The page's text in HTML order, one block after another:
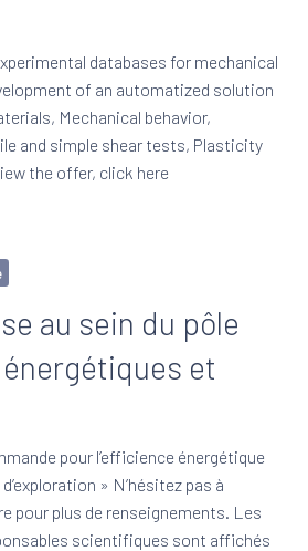
databases for mechanical
of an automatized solution
Mechanical behavior,
and simple shear tests, Plasticity
the offer, click here
au sein du pôle
et
pour l’efficience énergétique
» N’hésitez pas à
pour plus de renseignements. Les
scientifiques sont affichés